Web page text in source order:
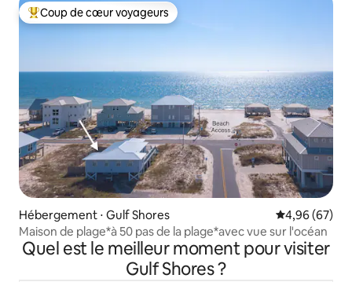
Coups de cœur voyageurs les plus appréciés
Coup de cœur voyageurs
Hébergement ⋅ Gulf Shores Évaluation
4,96 (67)
Maison de plage*à 50 pas de la plage*avec vue sur l'océan
Quel est le meilleur moment pour visiter
Gulf Shores ?